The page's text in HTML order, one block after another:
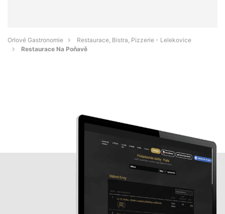
Orlové Gastronomie
Restaurace, Bistra, Pizzerie - Lelekovice
Restaurace Na Poňavě